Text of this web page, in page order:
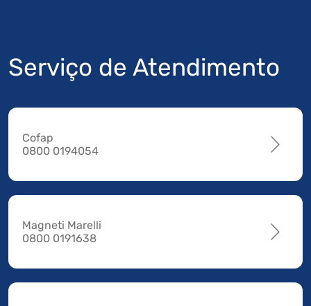
Serviço de Atendimento
Cofap
0800 0194054
Magneti Marelli
0800 0191638